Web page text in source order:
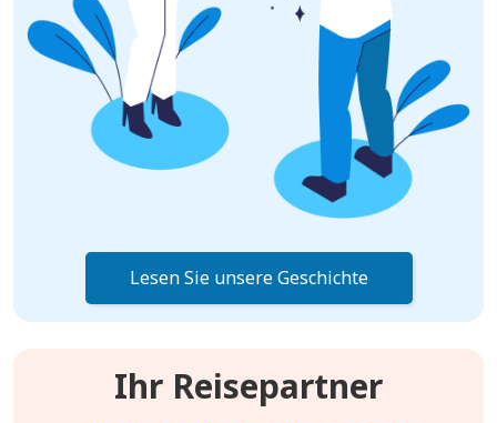
Lesen Sie unsere Geschichte
Ihr Reisepartner